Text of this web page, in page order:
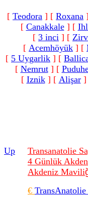
[ Teodora ] [ Roxana ]
[ Canakkale] [
[ 3 inci ] [
[ Acemhöyük ] [
[ 5 Uygarlik ] [
[ Nemrut] [
[ Iznik] [ Alişar]
Up
Transanatolie
4 Günlük
Akdeniz Mavili
€